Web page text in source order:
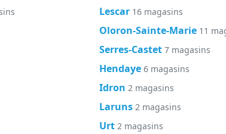
Lescar 16 magasins
Oloron-Sainte-Marie 11
Serres-Castet 7 magasins
Hendaye 6 magasins
Idron 2 magasins
Laruns 2 magasins
Urt 2 magasins